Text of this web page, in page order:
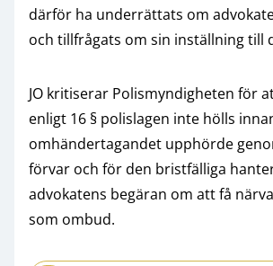
därför ha underrättats om
och tillfrågats om sin inställning till
JO kritiserar Polismyndigheten för
enligt 16 § polislagen inte hölls
omhändertagandet upphörde
förvar och för den bristfälliga
advokatens begäran om att få
som ombud.